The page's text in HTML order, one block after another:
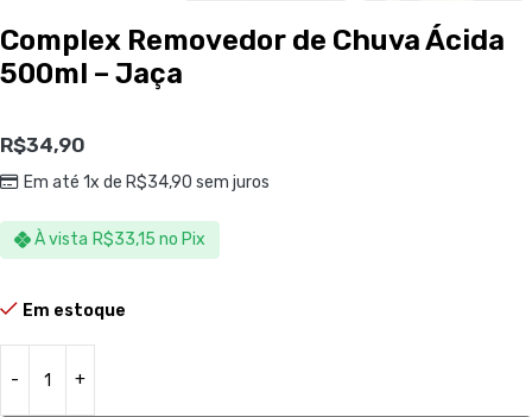
Complex Removedor de Chuva Ácida
500ml – Jaça
R$34,90
Em até 1x de R$34,90 sem juros
À vista R$33,15 no Pix
Em estoque